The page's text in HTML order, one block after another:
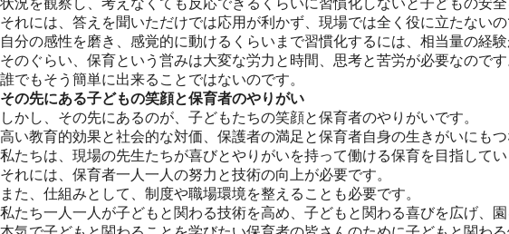
状況を観察し、考えなくても反応できるくらいに習慣化しないと子どもの安全
それには、答えを聞いただけでは応用が利かず、現場では全く役に立たないの
自分の感性を磨き、感覚的に動けるくらいまで習慣化するには、相当量の経験
そのぐらい、保育という営みは大変な労力と時間、思考と苦労が必要なのです
誰でもそう簡単に出来ることではないのです。
その先にある子どもの笑顔と保育者のやりがい
しかし、その先にあるのが、子どもたちの笑顔と保育者のやりがいです。
高い教育的効果と社会的な対価、保護者の満足と保育者自身の生きがいにもつ
私たちは、現場の先生たちが喜びとやりがいを持って働ける保育を目指してい
それには、保育者一人一人の努力と技術の向上が必要です。
また、仕組みとして、制度や職場環境を整えることも必要です。
私たち一人一人が子どもと関わる技術を高め、子どもと関わる喜びを広げ、